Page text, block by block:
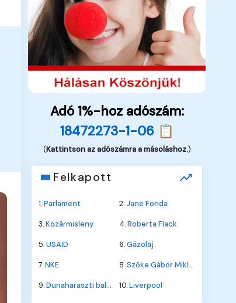
Adó 1%-hoz adószám:
18472273-1-06 📋
(Kattintson az adószámra a másoláshoz.)
Felkapott
1.Parlament 2.Jane Fonda
3.Kozármisleny 4.Roberta Flack
5.USAID 6.Gázolaj
7.NKE 8.Szőke Gábor Miklós
9.Dunaharaszti baleset 10.Liverpool